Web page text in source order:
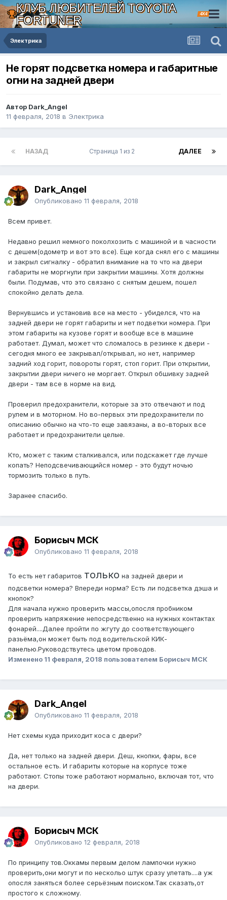
КЛУБ ЛЮБИТЕЛЕЙ TOYOTA
FORTUNER
4X4
Электрика
Не горят подсветка номера и габаритные
огни на задней двери
Автор Dark_Angel
11 февраля, 2018 в Электрика
НАЗАД ДАЛЕЕ
Страница 1 из 2
Dark_Angel
Опубликовано 11 февраля, 2018
Всем привет.
Недавно решил немного поколхозить с машиной и в часности
с дешем(одометр и вот это все). Еще когда снял его с машины
и закрыл сигналку - обратил внимание на то что на двери
габариты не моргнули при закрытии машины. Хотя должны
были. Подумав, что это связано с снятым дешем, пошел
спокойно делать дела.
Вернувшись и установив все на место - убиделся, что на
задней двери не горят габариты и нет подветки номера. При
этом габариты на кузове горят и вообще все в машине
работает. Думал, может что сломалось в резинке к двери -
сегодня много ее закрывал/открывал, но нет, например
задний ход горит, повороты горят, стоп горит. При открытии,
закрытии двери ничего не моргает. Открыл обшивку задней
двери - там все в норме на вид.
Проверил предохранители, которые за это отвечают и под
рулем и в моторном. Но во-первых эти предохранители по
описанию обычно на что-то еще завязаны, а во-вторых все
работает и предохранители целые.
Кто, может с таким сталкивался, или подскажет где лучше
копать? Неподсвечивающийся номер - это будут ночью
тормозить только в путь.
Заранее спасибо.
Борисыч МСК
Опубликовано 11 февраля, 2018
То есть нет габаритов только на задней двери и
подсветки номера? Впереди норма? Есть ли подсветка дэша и
кнопок?
Для начала нужно проверить массы,опосля пробником
проверить напряжение непосредственно на нужных контактах
фонарей....Далее пройти по жгуту до соответствующего
разьёма,он может быть под водительской КИК-
панелью.Руководствутесь цветом проводов.
Изменено 11 февраля, 2018 пользователем Борисыч МСК
Dark_Angel
Опубликовано 11 февраля, 2018
Нет схемы куда приходит коса с двери?
Да, нет только на задней двери. Деш, кнопки, фары, все
остальное есть. И габариты которые на корпусе тоже
работают. Стопы тоже работают нормально, включая тот, что
на двери.
Борисыч МСК
Опубликовано 12 февраля, 2018
По принципу тов.Оккамы первым делом лампочки нужно
проверить,они могут и по нескольо штук сразу улетать....а уж
опосля заняться более серьёзным поиском.Так сказать,от
простого к сложному.